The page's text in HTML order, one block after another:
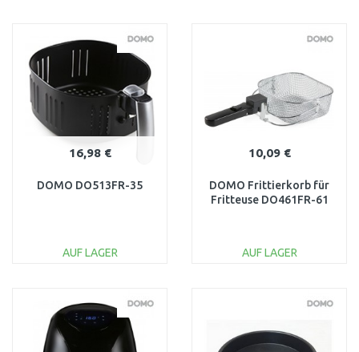
Vergleichen
16,98 €
DOMO DO513FR-35
AUF LAGER
Vergleichen
10,09 €
DOMO Frittierkorb für
Fritteuse DO461FR-61
AUF LAGER